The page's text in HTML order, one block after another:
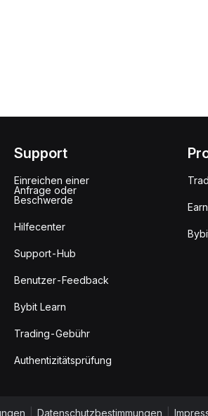
Support
Einreichen einer
Anfrage oder
Beschwerde
Hilfecenter
Support-Hub
Benutzer-Feedback
Bybit Learn
Trading-Gebühr
Authentizitätsprüfung
Earn
Datenschutzbestimmungen